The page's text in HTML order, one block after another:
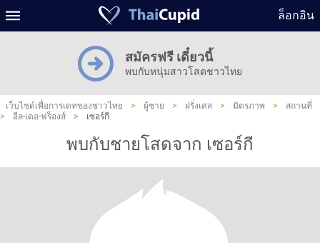
ล็อกอิน
สมัครฟรี เดี๋ยวนี้
พบกับหนุ่มสาวโสดชาวไทย
เว็บไซต์เพื่อการเดทของชาวไทย > ผู้ชาย > ฝรั่งเศส > มิตรภาพ >
สถานที่
>
อีล-เดอ-ฟร็องส์ > เซอร์กี
พบกับชายโสดจาก เซอร์กี